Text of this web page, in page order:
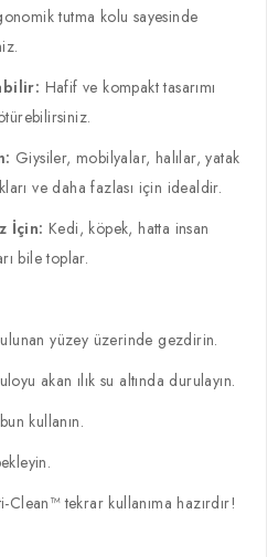
tutma kolu sayesinde
Hafif ve kompakt tasarımı
Giysiler, mobilyalar, halılar, yatak
ve daha fazlası için idealdir.
İçin: Kedi, köpek, hatta insan
bile toplar.
yüzey üzerinde gezdirin.
akan ılık su altında durulayın.
kullanın.
Clean™ tekrar kullanıma hazırdır!